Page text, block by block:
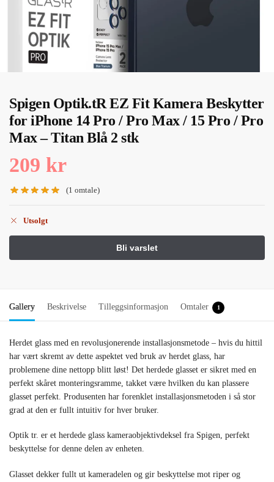
Spigen Optik.tR EZ Fit Kamera Beskytter
for iPhone 14 Pro / Pro Max / 15 Pro / Pro
Max – Titan Blå 2 stk
209 kr
(1 omtale)
Utsolgt
Gallery Beskrivelse Tilleggsinformasjon Omtaler 1
Herdet glass med en revolusjonerende installasjonsmetode – hvis du hittil
har vært skremt av dette aspektet ved bruk av herdet glass, har
problemene dine nettopp blitt løst! Det herdede glasset er sikret med en
perfekt skåret monteringsramme, takket være hvilken du kan plassere
glasset perfekt. Produsenten har forenklet installasjonsmetoden i så stor
grad at den er fullt intuitiv for hver bruker.
Optik tr. er et herdede glass kameraobjektivdeksel fra Spigen, perfekt
beskyttelse for denne delen av enheten.
Glasset dekker fullt ut kameradelen og gir beskyttelse mot riper og